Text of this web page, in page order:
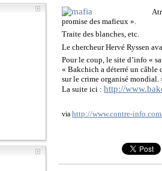
promise des mafieux ».
Traite des blanches, etc.
Le chercheur Hervé Ryssen
Pour le coup, le site d’info «
« Bakchich a déterré un câble
sur le crime organisé mondial.
La suite ici :http://
viahttp://www.contre-